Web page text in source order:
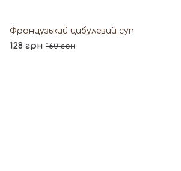
Французький цибулевий суп
128 грн 160 грн